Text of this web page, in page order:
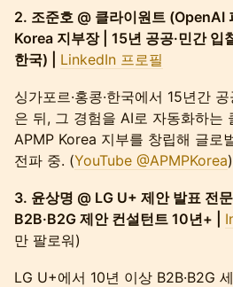
2. 조준호 @ 클라이원트 (OpenAI
Korea 지부장 | 15년 공공·민간 입
한국) | LinkedIn 프로필
싱가포르·홍콩·한국에서 15년간
은 뒤, 그 경험을 AI로 자동화하는
APMP Korea 지부를 창립해 글로
전파 중. (YouTube @APMPKorea)
3. 윤상명 @ LG U+ 제안 발표 전
B2B·B2G 제안 컨설턴트 10년+ |
만 팔로워)
LG U+에서 10년 이상 B2B·B2G